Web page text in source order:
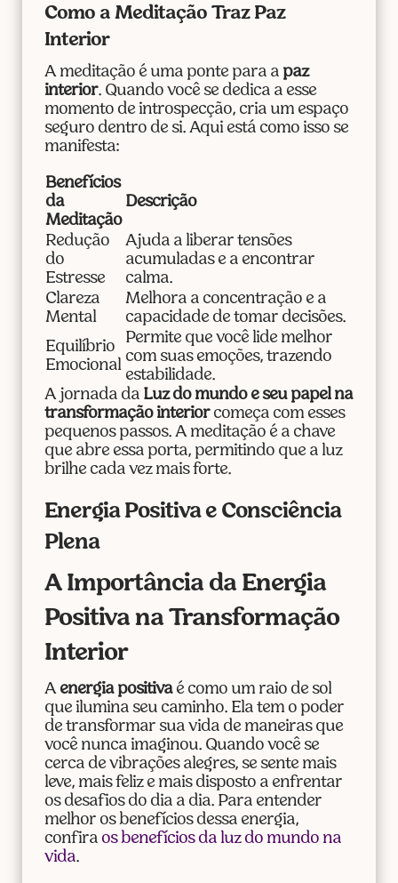
Como a Meditação Traz Paz
Interior
A meditação é uma ponte para a paz
interior. Quando você se dedica a esse
momento de introspecção, cria um espaço
seguro dentro de si. Aqui está como isso se
manifesta:
Benefícios
da
Meditação
Descrição
Redução
do
Estresse
Ajuda a liberar tensões
acumuladas e a encontrar
calma.
Clareza
Mental
Melhora a concentração e a
capacidade de tomar decisões.
Equilíbrio
Emocional
Permite que você lide melhor
com suas emoções, trazendo
estabilidade.
A jornada da Luz do mundo e seu papel na
transformação interiorcomeça com esses
pequenos passos. A meditação é a chave
que abre essa porta, permitindo que a luz
brilhe cada vez mais forte.
Energia Positiva e Consciência
Plena
A Importância da Energia
Positiva na Transformação
Interior
A energia positivaé como um raio de sol
que ilumina seu caminho. Ela tem o poder
de transformar sua vida de maneiras que
você nunca imaginou. Quando você se
cerca de vibrações alegres, se sente mais
leve, mais feliz e mais disposto a enfrentar
os desafios do dia a dia. Para entender
melhor os benefícios dessa energia,
confira os benefícios da luz do mundo na
vida.